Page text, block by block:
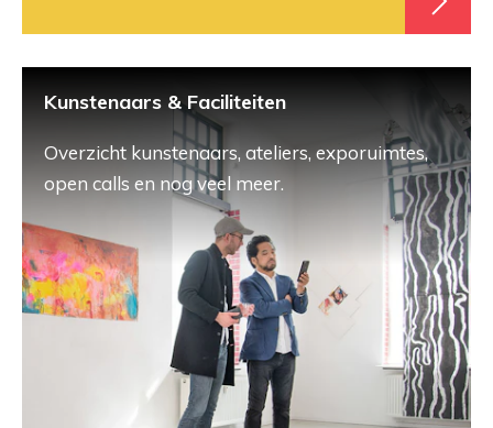
Kunstenaars & Faciliteiten
Overzicht kunstenaars, ateliers, exporuimtes,
open calls en nog veel meer.